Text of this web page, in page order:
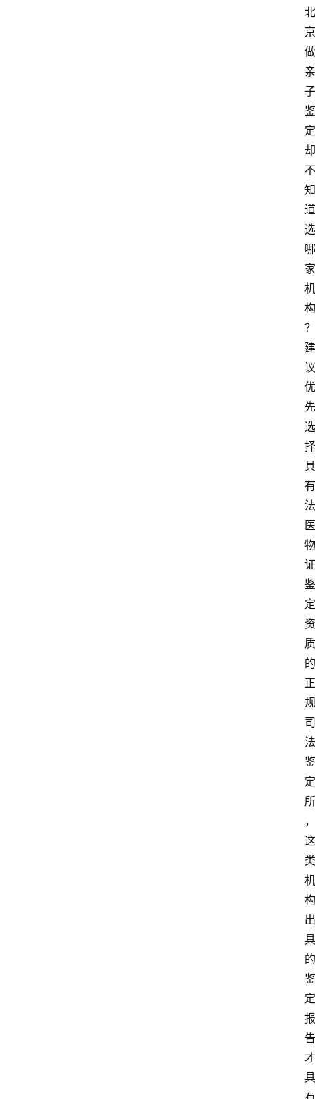
北
京
做
亲
子
鉴
定
却
不
知
道
选
哪
家
机
构
？
建
议
优
先
选
择
具
有
法
医
物
证
鉴
定
资
质
的
正
规
司
法
鉴
定
所
，
这
类
机
构
出
具
的
鉴
定
报
告
才
具